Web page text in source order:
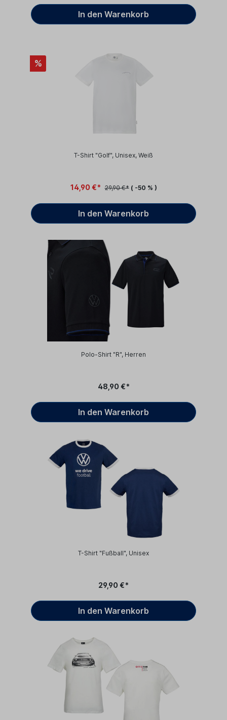
In den Warenkorb
%
T-Shirt "Golf", Unisex, Weiß
14,90 €* 29,90 €* ( -50 % )
In den Warenkorb
Polo-Shirt "R", Herren
48,90 €*
In den Warenkorb
T-Shirt "Fußball", Unisex
29,90 €*
In den Warenkorb